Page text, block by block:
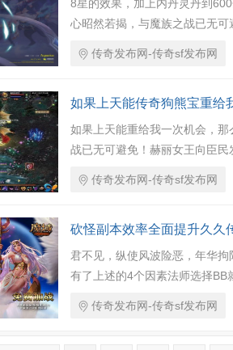
8星的效果，加上内丹灵丹到
心昭然若揭，与魔族之战已无
传奇发布网-传奇sf发布网
如果上天能传奇狗熊宝重给
如果上天能重给我一次机会，
战已无可避免！赫丽女王向臣
传奇发布网-传奇sf发布网
砍怪副本效率全面提升久久
君不见，纵使风波险恶，年华
有了上述的4个因素法师选择
传奇发布网-传奇sf发布网